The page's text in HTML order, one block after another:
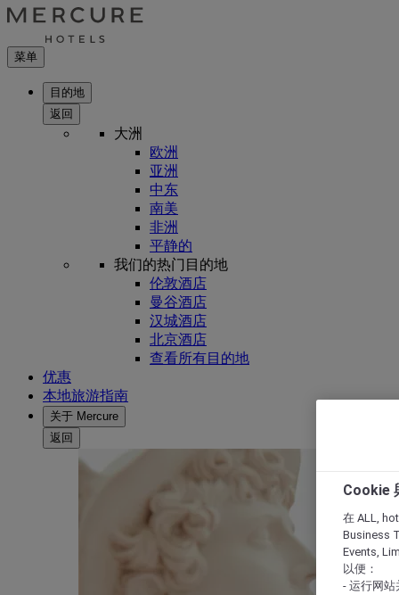
菜单
目的地
返回
大洲
欧洲
亚洲
中东
南美
非洲
平静的
我们的热门目的地
伦敦酒店
曼谷酒店
汉城酒店
北京酒店
查看所有目的地
优惠
本地旅游指南
关于 Mercure
返回
Cookie
在 ALL,
Business
Events,
以便：
- 运行网